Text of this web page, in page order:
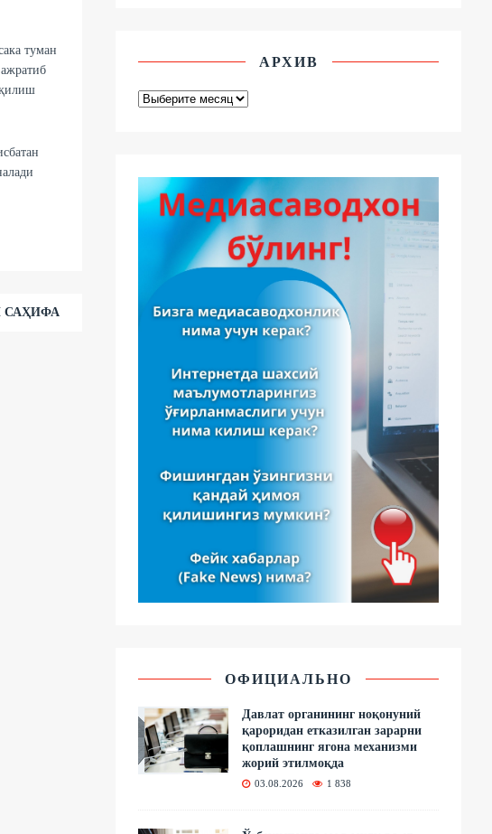
туман
САҲИФА
АРХИВ
ОФИЦИАЛЬНО
Давлат органининг ноқонуний
қароридан етказилган зарарни
қоплашнинг ягона механизми
жорий этилмоқда
03.08.2026 1 838